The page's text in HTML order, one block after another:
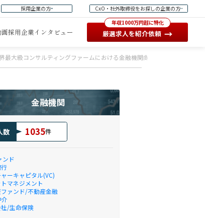
採用企業の方 CxO・社外取締役をお探しの企業の方
採用企業インタビュー
年収1000万円超に特化
厳選求人を紹介依頼 →
最大級コンサルティングファームにおける金融機関向け戦略立案・経営
金融機関
数 1035件
ンド
ーキャピタル(VC)
マネジメント
ァンド/不動産金融
/生命保険